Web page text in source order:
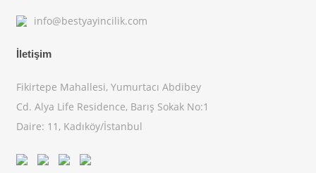
info@bestyayincilik.com
İletişim
Fikirtepe Mahallesi, Yumurtacı Abdibey
Cd. Alya Life Residence, Barış Sokak No:1
Daire: 11, Kadıköy/İstanbul